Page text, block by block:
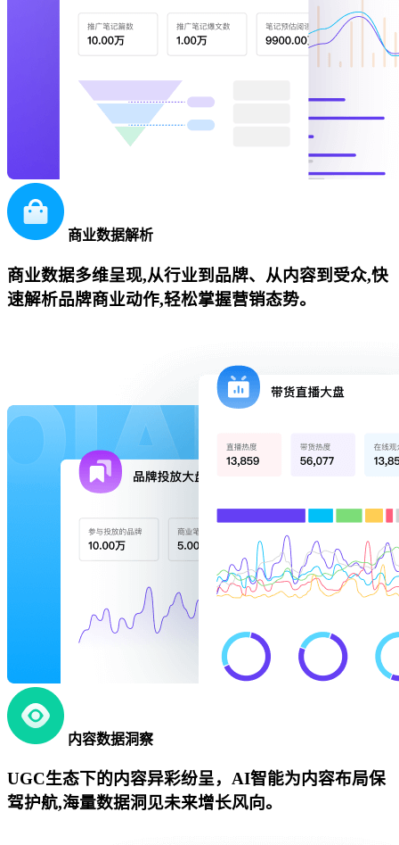
商业数据解析
商业数据多维呈现,从行业到品牌、从内容到受众,快
速解析品牌商业动作,轻松掌握营销态势。
内容数据洞察
UGC生态下的内容异彩纷呈，AI智能为内容布局保
驾护航,海量数据洞见未来增长风向。